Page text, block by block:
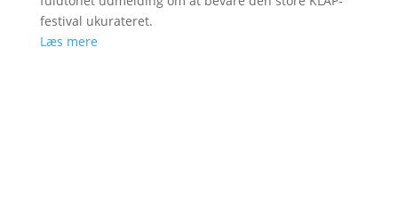
festival ukurateret.
Læs mere